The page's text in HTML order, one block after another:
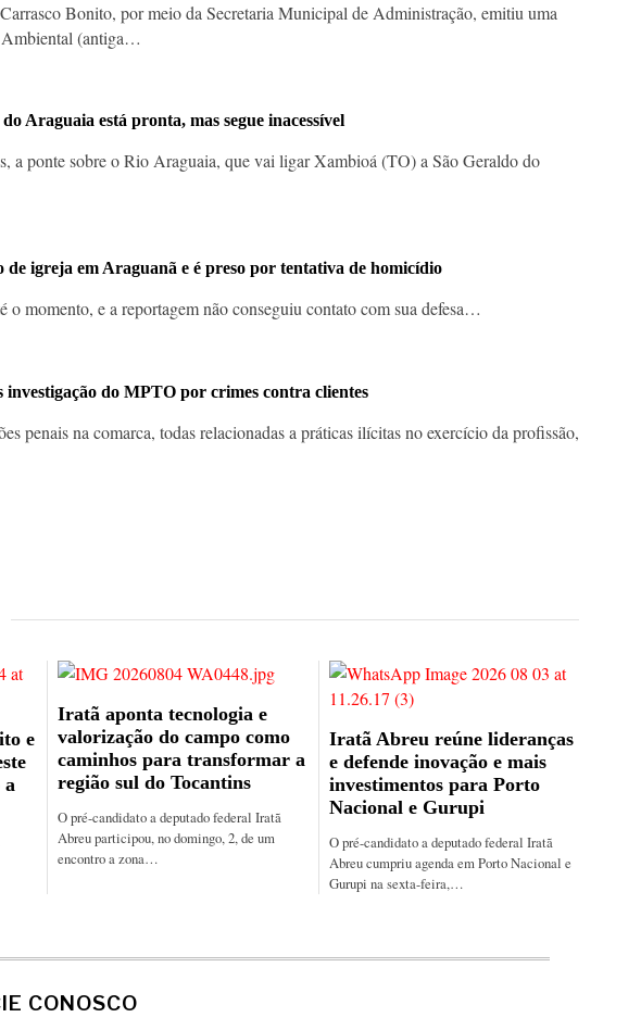
Bonito, por meio da Secretaria Municipal de Administração, emitiu uma
(antiga…
Araguaia está pronta, mas segue inacessível
a ponte sobre o Rio Araguaia, que vai ligar Xambioá (TO) a São Geraldo do
de igreja em Araguanã e é preso por tentativa de homicídio
o momento, e a reportagem não conseguiu contato com sua defesa…
investigação do MPTO por crimes contra clientes
penais na comarca, todas relacionadas a práticas ilícitas no exercício da profissão,
e
a
Iratã aponta tecnologia e
valorização do campo como
caminhos para transformar a
região sul do Tocantins
O pré-candidato a deputado federal Iratã
Abreu participou, no domingo, 2, de um
encontro a zona…
Iratã Abreu reúne lideranças
e defende inovação e mais
investimentos para Porto
Nacional e Gurupi
O pré-candidato a deputado federal Iratã
Abreu cumpriu agenda em Porto Nacional e
Gurupi na sexta-feira,…
CONOSCO